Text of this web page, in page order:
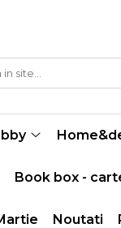
Book box -
Noutati